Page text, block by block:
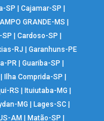
SP Cajamar-SP
GRANDE-MS
SP Cardoso-SP
RJ
Garanhuns-PE
PR| Guariba-SP
Ilha Comprida-SP
RS Ituiutaba-MG
MG Lages-SC|
AM Matão-SP